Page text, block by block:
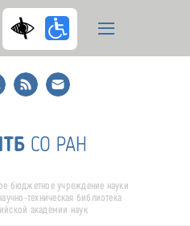
RSS
E-
mail
подписка
бюджетное учреждение науки
техническая библиотека
академии наук